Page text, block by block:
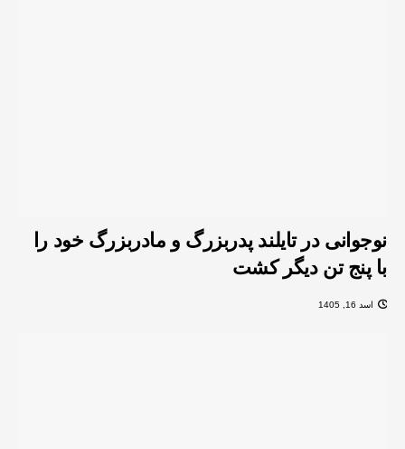
نوجوانی در تایلند پدربزرگ و مادربزرگ خود را
با پنج تن دیگر کشت
اسد 16, 1405